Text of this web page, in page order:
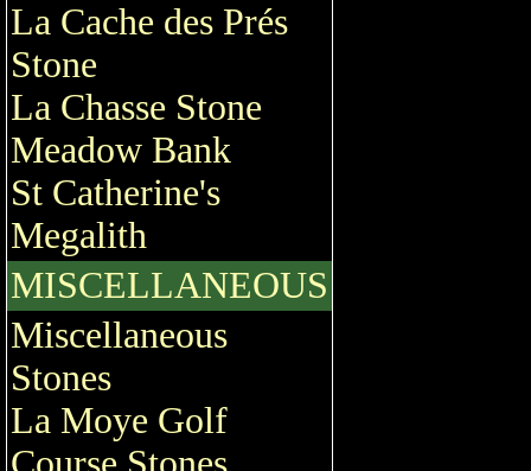
La Cache des Prés
Stone
La Chasse Stone
Meadow Bank
St Catherine's
Megalith
MISCELLANEOUS
Miscellaneous
Stones
La Moye Golf